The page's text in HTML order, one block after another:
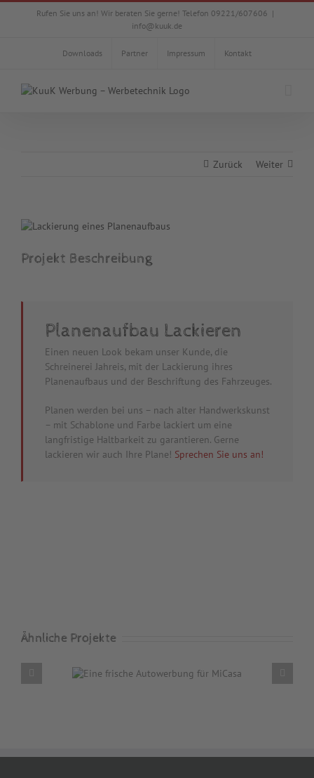
Zum
Rufen Sie uns an! Wir beraten Sie gerne! Telefon 09221/607606 |
info@kuuk.de
Downloads Partner Impressum Kontakt
Zurück Weiter
View
Image
Projekt Beschreibung
Planenaufbau Lackieren
Einen neuen Look bekam unser Kunde, die
Schreinerei Jahreis, mit der Lackierung ihres
Planenaufbaus und der Beschriftung des Fahrzeuges.
Planen werden bei uns – nach alter Handwerkskunst
– mit Schablone und Farbe lackiert um eine
langfristige Haltbarkeit zu garantieren. Gerne
lackieren wir auch Ihre Plane! Sprechen Sie uns an!
Ähnliche Projekte